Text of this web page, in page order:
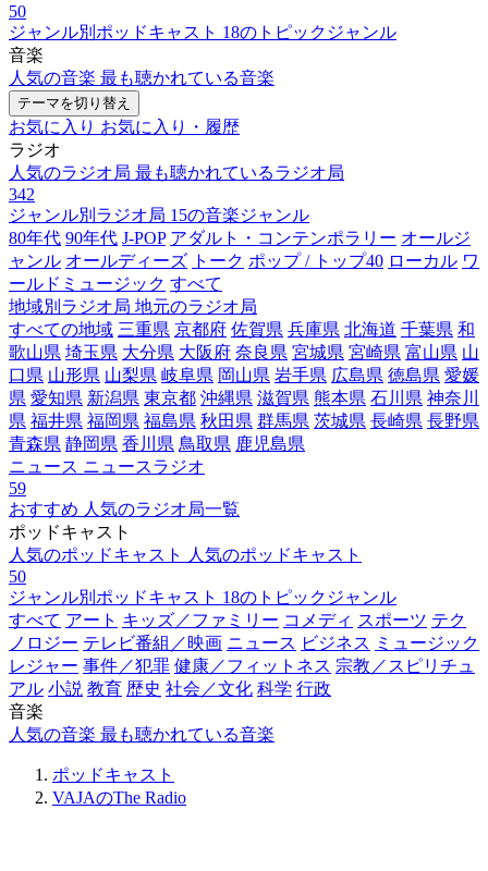
50
ジャンル別ポッドキャスト 18のトピックジャンル
音楽
人気の音楽 最も聴かれている音楽
テーマを切り替え
お気に入り お気に入り・履歴
ラジオ
人気のラジオ局 最も聴かれているラジオ局
342
ジャンル別ラジオ局 15の音楽ジャンル
80年代 90年代 J-POP アダルト・コンテンポラリー オールジ
ャンル オールディーズ トーク ポップ / トップ40 ローカル ワ
ールドミュージック すべて
地域別ラジオ局 地元のラジオ局
すべての地域 三重県 京都府 佐賀県 兵庫県 北海道 千葉県 和
歌山県 埼玉県 大分県 大阪府 奈良県 宮城県 宮崎県 富山県 山
口県 山形県 山梨県 岐阜県 岡山県 岩手県 広島県 徳島県 愛媛
県 愛知県 新潟県 東京都 沖縄県 滋賀県 熊本県 石川県 神奈川
県 福井県 福岡県 福島県 秋田県 群馬県 茨城県 長崎県 長野県
青森県 静岡県 香川県 鳥取県 鹿児島県
ニュース ニュースラジオ
59
おすすめ 人気のラジオ局一覧
ポッドキャスト
人気のポッドキャスト
人気のポッドキャスト
50
ジャンル別ポッドキャスト 18のトピックジャンル
すべて アート キッズ／ファミリー コメディ スポーツ テク
ノロジー テレビ番組／映画 ニュース ビジネス ミュージック
レジャー 事件／犯罪 健康／フィットネス 宗教／スピリチュ
アル 小説 教育 歴史 社会／文化 科学 行政
音楽
人気の音楽 最も聴かれている音楽
ポッドキャスト
VAJAのThe Radio